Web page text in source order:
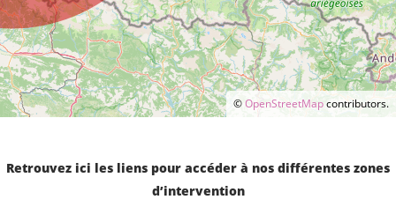
©OpenStreetMapcontributors.
Retrouvez ici les liens pour accéder à nos différentes zones
d’intervention